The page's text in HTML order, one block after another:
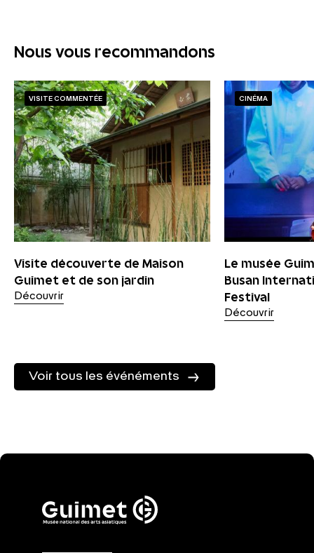
Nous vous recommandons
VISITE COMMENTÉE
Visite découverte de Maison
Guimet et de son jardin
Découvrir
CINÉMA
Le musée
Busan
Festival
Découvrir
Voir tous les événéments